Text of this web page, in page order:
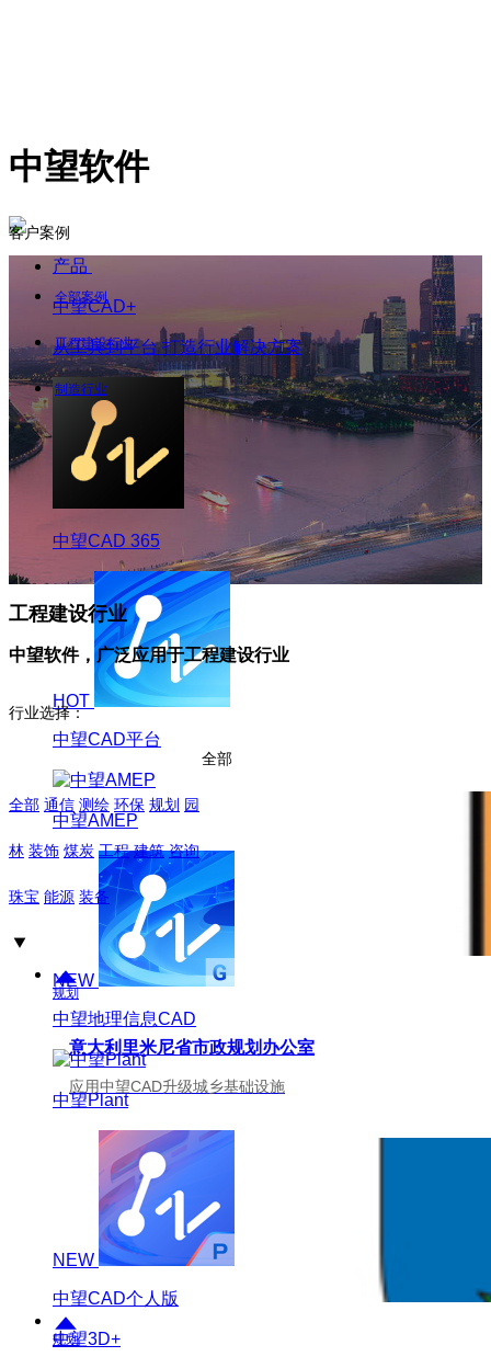
中望软件
产品
中望CAD+
从工具到平台 打造行业解决方案
中望CAD 365
HOT
中望CAD平台
中望AMEP
NEW
中望地理信息CAD
中望Plant
NEW
中望CAD个人版
中望3D+
客户案例
全部案例
工程建设行业
制造行业
工程建设行业
中望软件，广泛应用于工程建设行业
行业选择：
全部
全部 通信 测绘 环保 规划 园
林 装饰 煤炭 工程 建筑 咨询
珠宝 能源 装备
规划
意大利里米尼省市政规划办公室
应用中望CAD升级城乡基础设施
规划